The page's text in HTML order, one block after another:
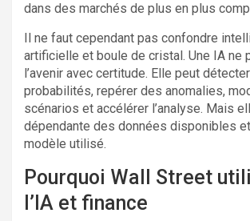
dans des marchés de plus en plus
Il ne faut cependant pas confondre
artificielle et boule de cristal. Une IA ne
l’avenir avec certitude. Elle peut
probabilités, repérer des anomalies,
scénarios et accélérer l’analyse. Mais
dépendante des données disponibles
modèle utilisé.
Pourquoi Wall Street
l’IA et finance